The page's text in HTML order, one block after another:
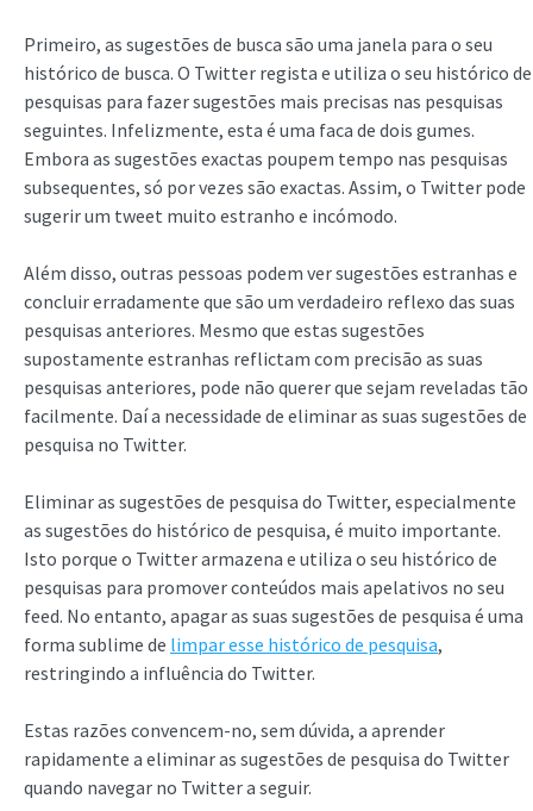
Primeiro, as sugestões de busca são uma janela para o seu
histórico de busca. O Twitter regista e utiliza o seu histórico de
pesquisas para fazer sugestões mais precisas nas pesquisas
seguintes. Infelizmente, esta é uma faca de dois gumes.
Embora as sugestões exactas poupem tempo nas pesquisas
subsequentes, só por vezes são exactas. Assim, o Twitter pode
sugerir um tweet muito estranho e incómodo.
Além disso, outras pessoas podem ver sugestões estranhas e
concluir erradamente que são um verdadeiro reflexo das suas
pesquisas anteriores. Mesmo que estas sugestões
supostamente estranhas reflictam com precisão as suas
pesquisas anteriores, pode não querer que sejam reveladas tão
facilmente. Daí a necessidade de eliminar as suas sugestões de
pesquisa no Twitter.
Eliminar as sugestões de pesquisa do Twitter, especialmente
as sugestões do histórico de pesquisa, é muito importante.
Isto porque o Twitter armazena e utiliza o seu histórico de
pesquisas para promover conteúdos mais apelativos no seu
feed. No entanto, apagar as suas sugestões de pesquisa é uma
forma sublime de limpar esse histórico de pesquisa,
restringindo a influência do Twitter.
Estas razões convencem-no, sem dúvida, a aprender
rapidamente a eliminar as sugestões de pesquisa do Twitter
quando navegar no Twitter a seguir.